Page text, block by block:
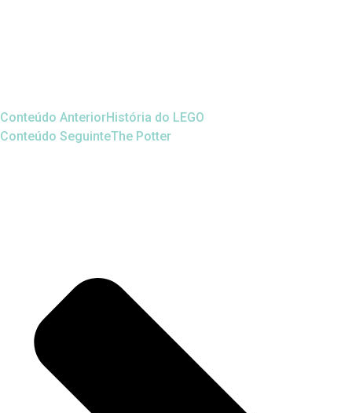
Conteúdo AnteriorHistória do LEGO
Conteúdo SeguinteThe Potter